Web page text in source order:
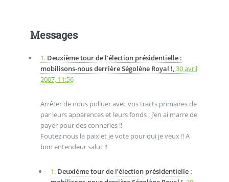
Messages
1. Deuxième tour de l’élection présidentielle :
mobilisons-nous derrière Ségolène Royal !,30 avril
2007, 11:56
Arrêter de nous polluer avec vos tracts primaires de
par leurs apparences et leurs fonds ; j’en ai marre de
payer pour des conneries !!
Foutez nous la paix et je vote pour qui je veux !! A
bon entendeur salut !!
1. Deuxième tour de l’élection présidentielle :